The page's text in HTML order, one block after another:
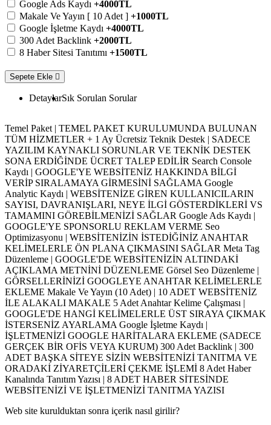
Google Ads Kaydı +4000TL
Makale Ve Yayın [ 10 Adet ] +1000TL
Google İşletme Kaydı +4000TL
300 Adet Backlink +2000TL
8 Haber Sitesi Tanıtımı +1500TL
Sepete Ekle
DetaylarSık Sorulan Sorular
Temel Paket | TEMEL PAKET KURULUMUNDA BULUNAN
TÜM HİZMETLER + 1 Ay Ücretsiz Teknik Destek | SADECE
YAZILIM KAYNAKLI SORUNLAR VE TEKNİK DESTEK
SONA ERDİĞİNDE ÜCRET TALEP EDİLİR Search Console
Kaydı | GOOGLE'YE WEBSİTENİZ HAKKINDA BİLGİ
VERİP SIRALAMAYA GİRMESİNİ SAĞLAMA Google
Analytic Kaydı | WEBSİTENİZE GİREN KULLANICILARIN
SAYISI, DAVRANIŞLARI, NEYE İLGİ GÖSTERDİKLERİ VS
TAMAMINI GÖREBİLMENİZİ SAĞLAR Google Ads Kaydı |
GOOGLE'YE SPONSORLU REKLAM VERME Seo
Optimizasyonu | WEBSİTENİZİN İSTEDİĞİNİZ ANAHTAR
KELİMELERLE ÖN PLANA ÇIKMASINI SAĞLAR Meta Tag
Düzenleme | GOOGLE'DE WEBSİTENİZİN ALTINDAKİ
AÇIKLAMA METNİNİ DÜZENLEME Görsel Seo Düzenleme |
GÖRSELLERİNİZİ GOOGLEYE ANAHTAR KELİMELERLE
EKLEME Makale Ve Yayın (10 Adet) | 10 ADET WEBSİTENİZ
İLE ALAKALI MAKALE 5 Adet Anahtar Kelime Çalışması |
GOOGLE'DE HANGİ KELİMELERLE ÜST SIRAYA ÇIKMAK
İSTERSENİZ AYARLAMA Google İşletme Kaydı |
İŞLETMENİZİ GOOGLE HARİTALARA EKLEME (SADECE
GERÇEK BİR OFİS VEYA KURUM) 300 Adet Backlink | 300
ADET BAŞKA SİTEYE SİZİN WEBSİTENİZİ TANITMA VE
ORADAKİ ZİYARETÇİLERİ ÇEKME İŞLEMİ 8 Adet Haber
Kanalında Tanıtım Yazısı | 8 ADET HABER SİTESİNDE
WEBSİTENİZİ VE İŞLETMENİZİ TANITMA YAZISI
Web site kurulduktan sonra içerik nasıl girilir?